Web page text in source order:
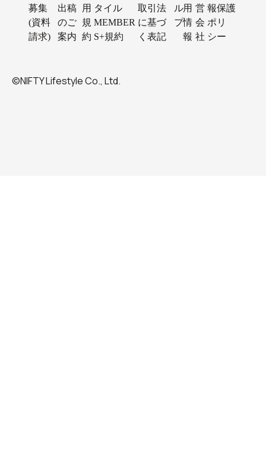
募集
(資料
請求)
出稿
のご
案内
用
規
約
タイル
MEMBER
S+規約
取引法
に基づ
く表記
ル
プ
用
情
報
営
会
社
報保護
ポリ
シー
©NIFTY Lifestyle Co., Ltd.